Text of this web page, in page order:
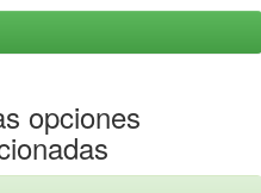
opciones